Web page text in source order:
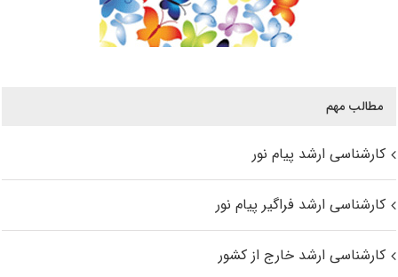
مطالب مهم
کارشناسی ارشد پیام نور
کارشناسی ارشد فراگیر پیام نور
کارشناسی ارشد خارج از کشور